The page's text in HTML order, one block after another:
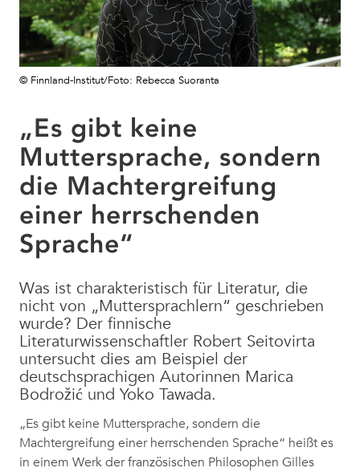
© Finnland-Institut/Foto: Rebecca Suoranta
„Es gibt keine
Muttersprache, sondern
die Machtergreifung
einer herrschenden
Sprache“
Was ist charakteristisch für Literatur, die
nicht von „Muttersprachlern“ geschrieben
wurde? Der finnische
Literaturwissenschaftler Robert Seitovirta
untersucht dies am Beispiel der
deutschsprachigen Autorinnen Marica
Bodrožić und Yoko Tawada.
„Es gibt keine Muttersprache, sondern die
Machtergreifung einer herrschenden Sprache“ heißt es
in einem Werk der französischen Philosophen Gilles